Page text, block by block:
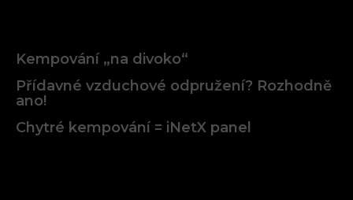
Kempování „na divoko“
Přídavné vzduchové odpružení? Rozhodně
ano!
Chytré kempování = iNetX panel